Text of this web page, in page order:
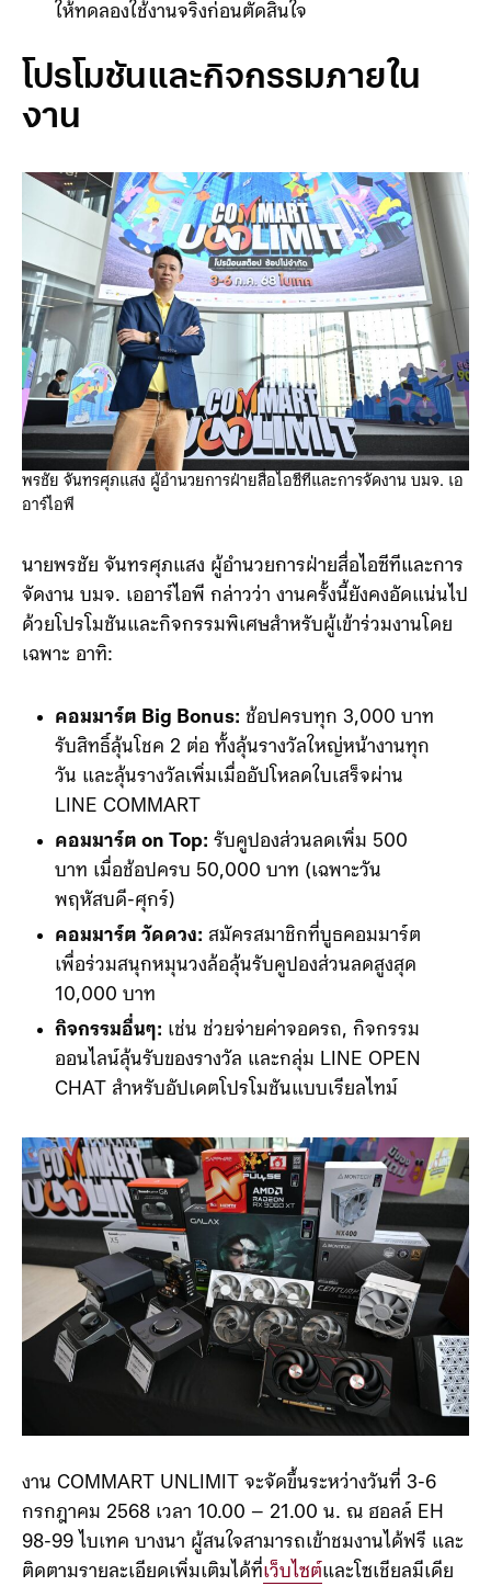
ให้ทดลองใช้งานจริงก่อนตัดสินใจ
โปรโมชันและกิจกรรมภายใน
งาน
พรชัย จันทรศุภแสง ผู้อำนวยการฝ่ายสื่อไอซีทีและการจัดงาน บมจ. เอ
อาร์ไอพี
นายพรชัย จันทรศุภแสง ผู้อำนวยการฝ่ายสื่อไอซีทีและการ
จัดงาน บมจ. เออาร์ไอพี กล่าวว่า งานครั้งนี้ยังคงอัดแน่นไป
ด้วยโปรโมชันและกิจกรรมพิเศษสำหรับผู้เข้าร่วมงานโดย
เฉพาะ อาทิ:
คอมมาร์ต Big Bonus: ช้อปครบทุก 3,000 บาท
รับสิทธิ์ลุ้นโชค 2 ต่อ ทั้งลุ้นรางวัลใหญ่หน้างานทุก
วัน และลุ้นรางวัลเพิ่มเมื่ออัปโหลดใบเสร็จผ่าน
LINE COMMART
คอมมาร์ต on Top: รับคูปองส่วนลดเพิ่ม 500
บาท เมื่อช้อปครบ 50,000 บาท (เฉพาะวัน
พฤหัสบดี-ศุกร์)
คอมมาร์ต วัดดวง: สมัครสมาชิกที่บูธคอมมาร์ต
เพื่อร่วมสนุกหมุนวงล้อลุ้นรับคูปองส่วนลดสูงสุด
10,000 บาท
กิจกรรมอื่นๆ: เช่น ช่วยจ่ายค่าจอดรถ, กิจกรรม
ออนไลน์ลุ้นรับของรางวัล และกลุ่ม LINE OPEN
CHAT สำหรับอัปเดตโปรโมชันแบบเรียลไทม์
งาน COMMART UNLIMIT จะจัดขึ้นระหว่างวันที่ 3-6
กรกฎาคม 2568 เวลา 10.00 – 21.00 น. ณ ฮอลล์ EH
98-99 ไบเทค บางนา ผู้สนใจสามารถเข้าชมงานได้ฟรี และ
ติดตามรายละเอียดเพิ่มเติมได้ที่เว็บไซต์และโซเชียลมีเดีย